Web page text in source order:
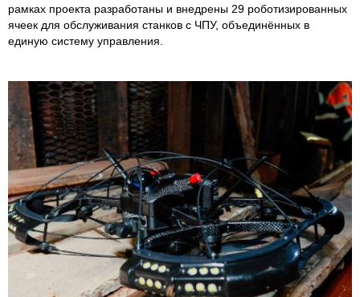
рамках проекта разработаны и внедрены 29 роботизированных
ячеек для обслуживания станков с ЧПУ, объединённых в
единую систему управления.